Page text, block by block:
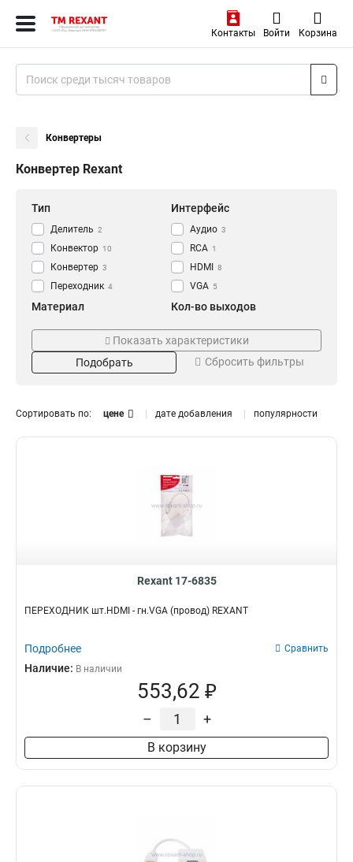
Контакты Войти Корзина
Конвертеры
Конвертер Rexant
Тип
Делитель 2
Конвектор 10
Конвертер 3
Переходник 4
Интерфейс
Аудио 3
RCA 1
HDMI 8
VGA 5
Материал
Пластиковый 4
Кол-во выходов
2 4
Стандарт разъема
3.5мм 4
Кол-во входов/выходов
1x4
Показать характеристики
Подобрать
Сбросить фильтры
Сортировать по: цене дате добавления популярности
Rexant 17-6835
ПЕРЕХОДНИК шт.HDMI - гн.VGA (провод) REXANT
Подробнее Сравнить
Наличие: В наличии
553,62 ₽
– +
В корзину